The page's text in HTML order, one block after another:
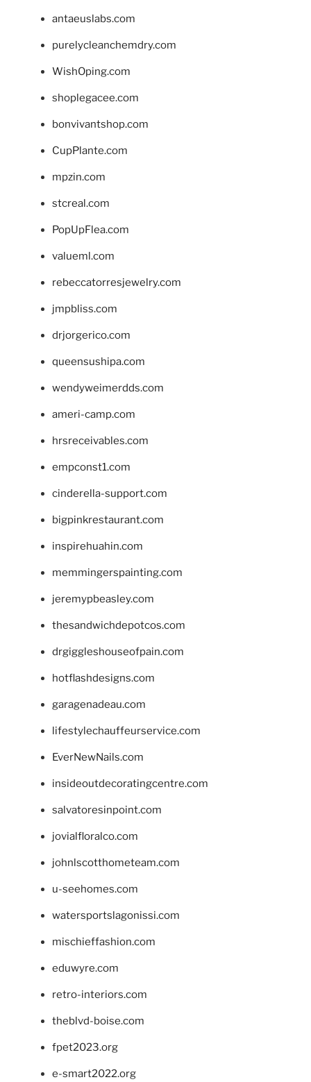
antaeuslabs.com
purelycleanchemdry.com
WishOping.com
shoplegacee.com
bonvivantshop.com
CupPlante.com
mpzin.com
stcreal.com
PopUpFlea.com
valueml.com
rebeccatorresjewelry.com
jmpbliss.com
drjorgerico.com
queensushipa.com
wendyweimerdds.com
ameri-camp.com
hrsreceivables.com
empconst1.com
cinderella-support.com
bigpinkrestaurant.com
inspirehuahin.com
memmingerspainting.com
jeremypbeasley.com
thesandwichdepotcos.com
drgiggleshouseofpain.com
hotflashdesigns.com
garagenadeau.com
lifestylechauffeurservice.com
EverNewNails.com
insideoutdecoratingcentre.com
salvatoresinpoint.com
jovialfloralco.com
johnlscotthometeam.com
u-seehomes.com
watersportslagonissi.com
mischieffashion.com
eduwyre.com
retro-interiors.com
theblvd-boise.com
fpet2023.org
e-smart2022.org